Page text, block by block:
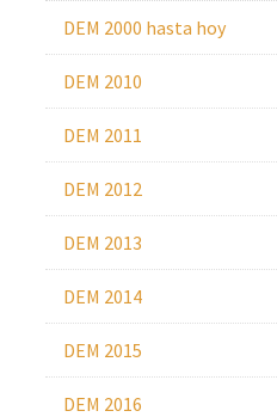
DEM 2000 hasta hoy
DEM 2010
DEM 2011
DEM 2012
DEM 2013
DEM 2014
DEM 2015
DEM 2016